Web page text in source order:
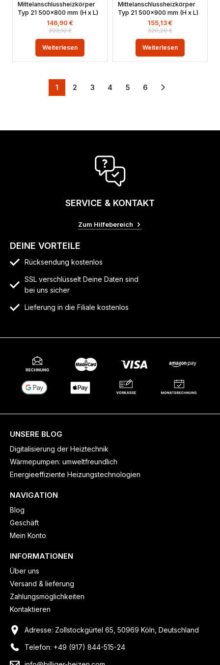
Mittelanschlussheizkörper
Typ 21 500×800 mm (H x L)
303,10€
146,90 €
Weiterlesen
Mittelanschlussheizkörper
Typ 21 500×900 mm (H x L)
320,20€
155,13 €
Weiterlesen
1 2 3 4 5 6
SERVICE & KONTAKT
Zum Hilfebereich
DEINE VORTEILE
Rücksendung kostenlos
SSL verschlüsselt Deine Daten sind
bei uns sicher
Lieferung in die Filiale kostenlos
UNSERE BLOG
Digitalisierung der Heiztechnik
Wärmepumpen: umweltfreundlich
Energieeffiziente Heizungstechnologien
NAVIGATION
Blog
Geschäft
Mein Konto
INFORMATIONEN
Über uns
Versand & lieferung
Zahlungsmöglichkeiten
Kontaktieren
Adresse: Zollstockgürtel 65, 50969 Köln, Deutschland
Telefon: +49 (917) 844-515-24